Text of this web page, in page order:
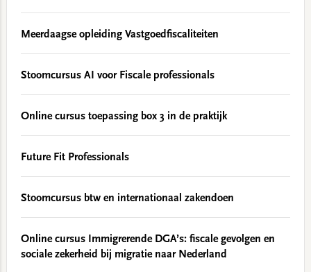
Meerdaagse opleiding Vastgoedfiscaliteiten
Stoomcursus AI voor Fiscale professionals
Online cursus toepassing box 3 in de praktijk
Future Fit Professionals
Stoomcursus btw en internationaal zakendoen
Online cursus Immigrerende DGA’s: fiscale gevolgen en
sociale zekerheid bij migratie naar Nederland